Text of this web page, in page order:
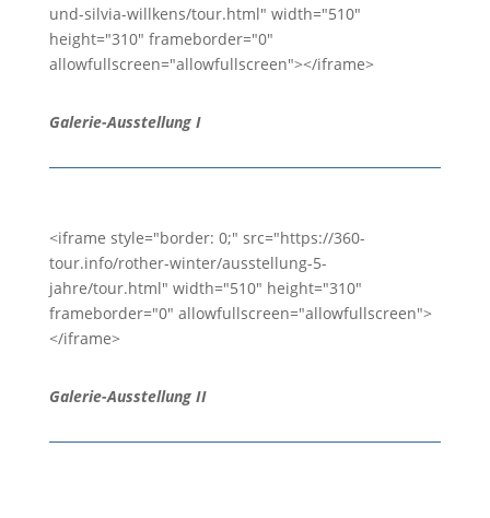
und-silvia-willkens/tour.html" width="510"
height="310" frameborder="0"
allowfullscreen="allowfullscreen"></iframe>
Galerie-Ausstellung I
<iframe style="border: 0;" src="https://360-
tour.info/rother-winter/ausstellung-5-
jahre/tour.html" width="510" height="310"
frameborder="0" allowfullscreen="allowfullscreen">
</iframe>
Galerie-Ausstellung II